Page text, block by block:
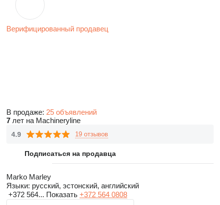
Верифицированный продавец
В продаже: 25 объявлений
7 лет на Machineryline
4.9 19 отзывов
Подписаться на продавца
Marko Marley
Языки: русский, эстонский, английский
+372 564... Показать +372 564 0808